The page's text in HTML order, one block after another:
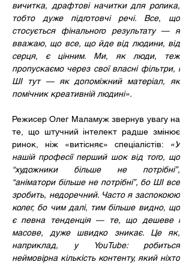
вичитка, драфтові начитки для ролика,
тобто дуже підготовчі речі. Все, що
стосується фінального результату — я
вважаю, що все, що йде від людини, від
серця, є цінним. Ми, як люди, теж
пропускаємо через свої власні фільтри, і
ШІ тут — як допоміжний матеріал, як
помічник креативній людині».
Режисер Олег Маламуж звернув увагу на
те, що штучний інтелект радше змінює
ринок, ніж «витісняє» спеціалістів:
«У
нашій професії перший шок від того, що
“художники більше не потрібні”,
“аніматори більше не потрібні”, бо ШІ все
зробить, недоречний. Часто я заспокоюю
колег, бо чим далі, тим більше видно, що
є певна тенденція — те, що дешеве і
масове, дуже швидко зникає. Це як,
наприклад, у YouTube: робиться
неймовірна кількість контенту, який ніхто